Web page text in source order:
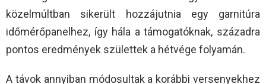
közelmúltban sikerült hozzájutnia egy garnitúra
időmérőpanelhez, így hála a támogatóknak, századra
pontos eredmények születtek a hétvége folyamán.
A távok annyiban módosultak a korábbi versenyekhez